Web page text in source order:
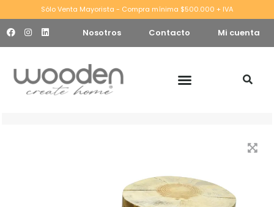
Sólo Venta Mayorista - Compra mínima $500.000 + IVA
Nosotros Contacto Mi cuenta